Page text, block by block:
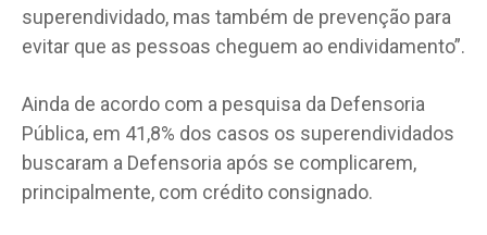
superendividado, mas também de prevenção para
evitar que as pessoas cheguem ao endividamento”.
Ainda de acordo com a pesquisa da Defensoria
Pública, em 41,8% dos casos os superendividados
buscaram a Defensoria após se complicarem,
principalmente, com crédito consignado.